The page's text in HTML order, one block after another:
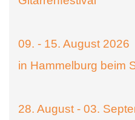
09. - 15. August 2026
in Hammelburg beim
28. August - 03.